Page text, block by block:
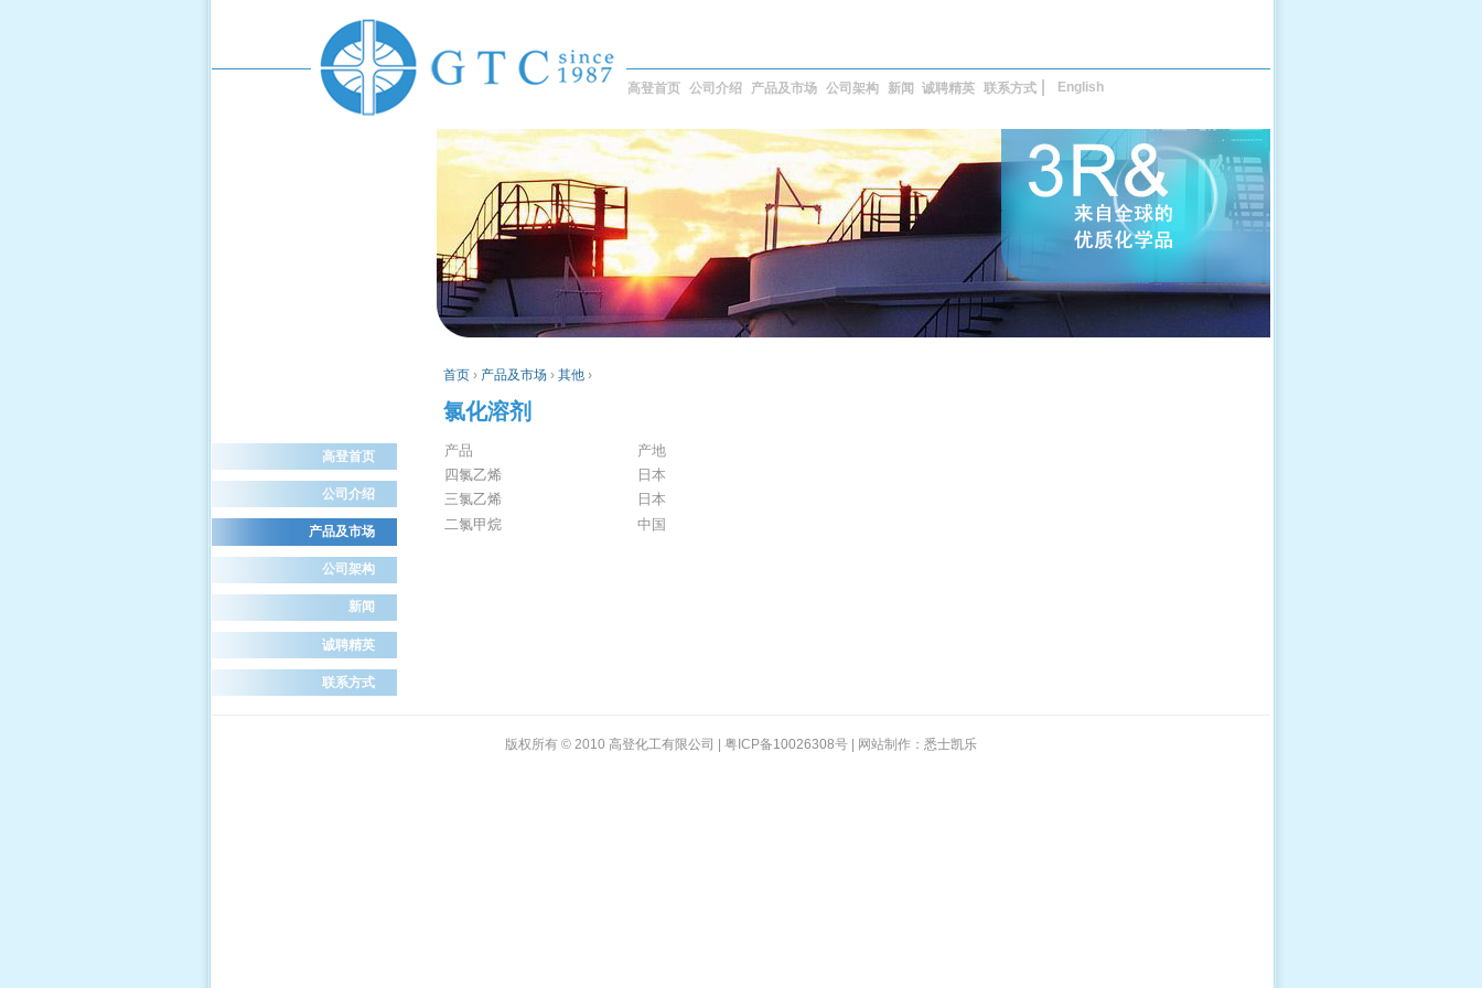
高登首页 公司介绍 产品及市场 公司架构 新闻 诚聘精英 联系方式 English
首页 › 产品及市场 › 其他 ›
氯化溶剂
产品
产地
四氯乙烯
日本
三氯乙烯
日本
二氯甲烷
中国
高登首页
公司介绍
产品及市场
公司架构
新闻
诚聘精英
联系方式
版权所有 © 2010 高登化工有限公司 | 粤ICP备10026308号 | 网站制作： 悉士凯乐